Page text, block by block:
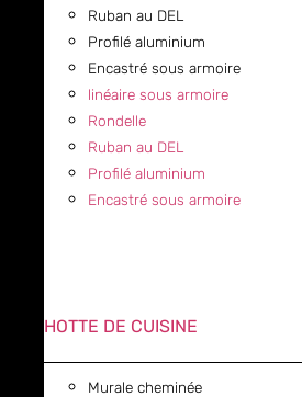
Ruban au DEL
Profilé aluminium
Encastré sous armoire
linéaire sous armoire
Rondelle
Ruban au DEL
Profilé aluminium
Encastré sous armoire
HOTTE DE CUISINE
Murale cheminée